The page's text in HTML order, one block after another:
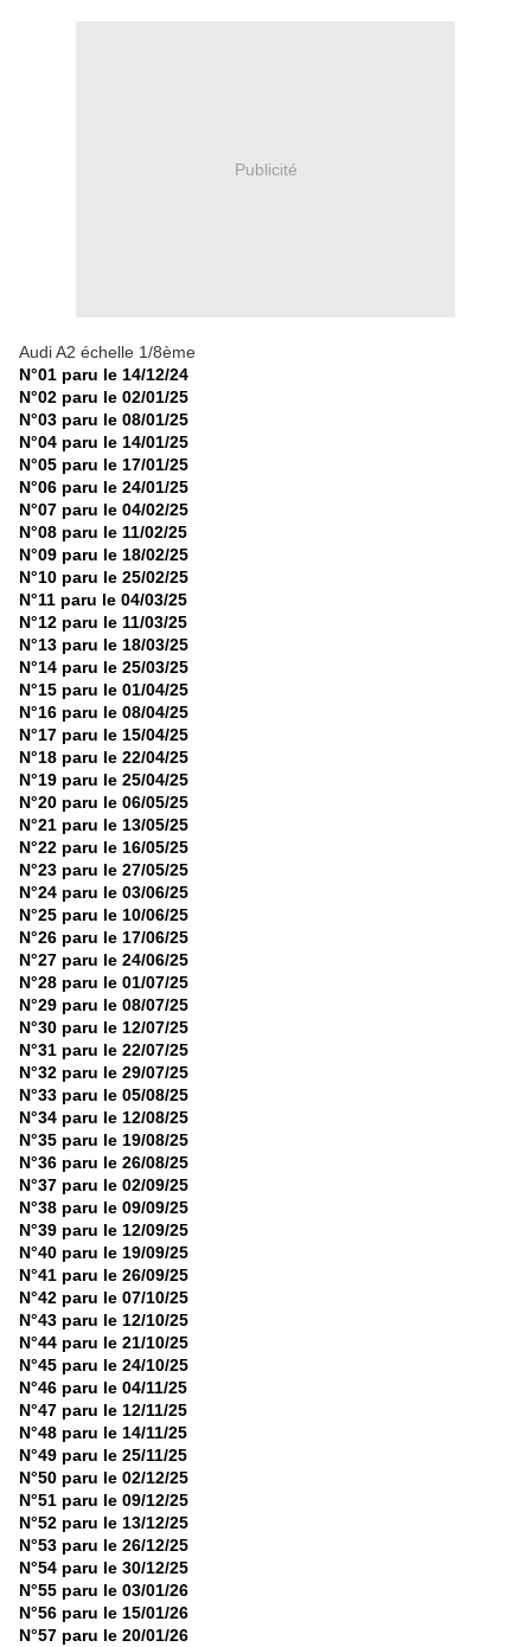
Publicité
Audi A2 échelle 1/8ème
N°01 paru le 14/12/24
N°02 paru le 02/01/25
N°03 paru le 08/01/25
N°04 paru le 14/01/25
N°05 paru le 17/01/25
N°06 paru le 24/01/25
N°07 paru le 04/02/25
N°08 paru le 11/02/25
N°09 paru le 18/02/25
N°10 paru le 25/02/25
N°11 paru le 04/03/25
N°12 paru le 11/03/25
N°13 paru le 18/03/25
N°14 paru le 25/03/25
N°15 paru le 01/04/25
N°16 paru le 08/04/25
N°17 paru le 15/04/25
N°18 paru le 22/04/25
N°19 paru le 25/04/25
N°20 paru le 06/05/25
N°21 paru le 13/05/25
N°22 paru le 16/05/25
N°23 paru le 27/05/25
N°24 paru le 03/06/25
N°25 paru le 10/06/25
N°26 paru le 17/06/25
N°27 paru le 24/06/25
N°28 paru le 01/07/25
N°29 paru le 08/07/25
N°30 paru le 12/07/25
N°31 paru le 22/07/25
N°32 paru le 29/07/25
N°33 paru le 05/08/25
N°34 paru le 12/08/25
N°35 paru le 19/08/25
N°36 paru le 26/08/25
N°37 paru le 02/09/25
N°38 paru le 09/09/25
N°39 paru le 12/09/25
N°40 paru le 19/09/25
N°41 paru le 26/09/25
N°42 paru le 07/10/25
N°43 paru le 12/10/25
N°44 paru le 21/10/25
N°45 paru le 24/10/25
N°46 paru le 04/11/25
N°47 paru le 12/11/25
N°48 paru le 14/11/25
N°49 paru le 25/11/25
N°50 paru le 02/12/25
N°51 paru le 09/12/25
N°52 paru le 13/12/25
N°53 paru le 26/12/25
N°54 paru le 30/12/25
N°55 paru le 03/01/26
N°56 paru le 15/01/26
N°57 paru le 20/01/26